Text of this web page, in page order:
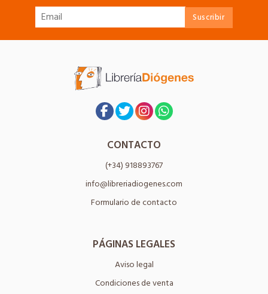
CONTACTO
(+34) 918893767
info@libreriadiogenes.com
Formulario de contacto
PÁGINAS LEGALES
Aviso legal
Condiciones de venta